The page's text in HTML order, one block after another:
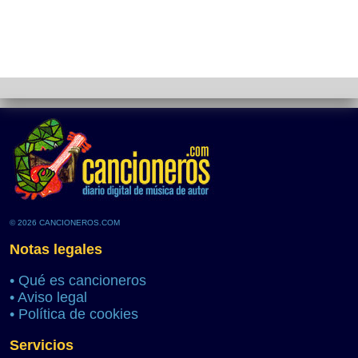
© 2026 CANCIONEROS.COM
Notas legales
• Qué es cancioneros
• Aviso legal
• Política de cookies
Servicios